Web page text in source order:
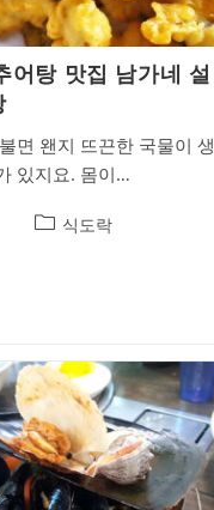
어탕 맛집 남가네 설
면 왠지 뜨끈한 국물이 생
있지요. 몸이…
Post식도락